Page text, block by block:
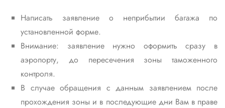
Написать заявление о неприбытии багажа по
установленной форме.
Внимание: заявление нужно оформить сразу в
аэропорту, до пересечения зоны таможенного
контроля.
В случае обращения с данным заявлением после
прохождения зоны и в последующие дни Вам в праве